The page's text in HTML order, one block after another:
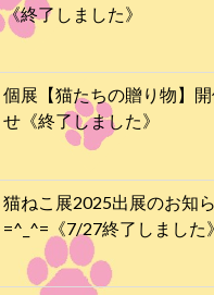
《終了しました》
個展【猫たちの贈り物】
せ《終了しました》
猫ねこ展2025出展のお知
=^_^=《7/27終了しました》